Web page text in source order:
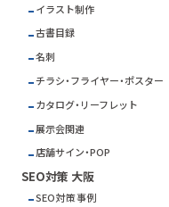
イラスト制作
古書目録
名刺
チラシ・フライヤー・ポスター
カタログ・リーフレット
展示会関連
店舗サイン・POP
SEO対策 大阪
SEO対策 事例